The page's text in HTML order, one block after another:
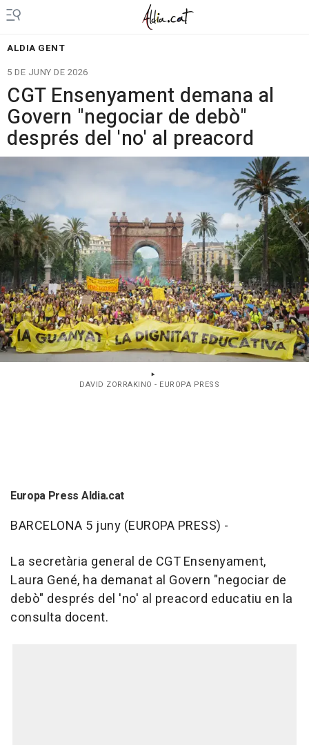
ALDIA GENT
5 DE JUNY DE 2026
CGT Ensenyament demana al
Govern "negociar de debò"
després del 'no' al preacord
DAVID ZORRAKINO - EUROPA PRESS
Europa Press Aldia.cat
BARCELONA 5 juny (EUROPA PRESS) -
La secretària general de CGT Ensenyament,
Laura Gené, ha demanat al Govern "negociar de
debò" després del 'no' al preacord educatiu en la
consulta docent.